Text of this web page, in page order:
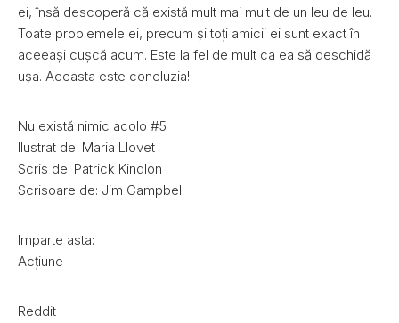
ei, însă descoperă că există mult mai mult de un leu de leu.
Toate problemele ei, precum și toți amicii ei sunt exact în
aceeași cușcă acum. Este la fel de mult ca ea să deschidă
ușa. Aceasta este concluzia!
Nu există nimic acolo #5
Ilustrat de: Maria Llovet
Scris de: Patrick Kindlon
Scrisoare de: Jim Campbell
Imparte asta:
Acțiune
Reddit